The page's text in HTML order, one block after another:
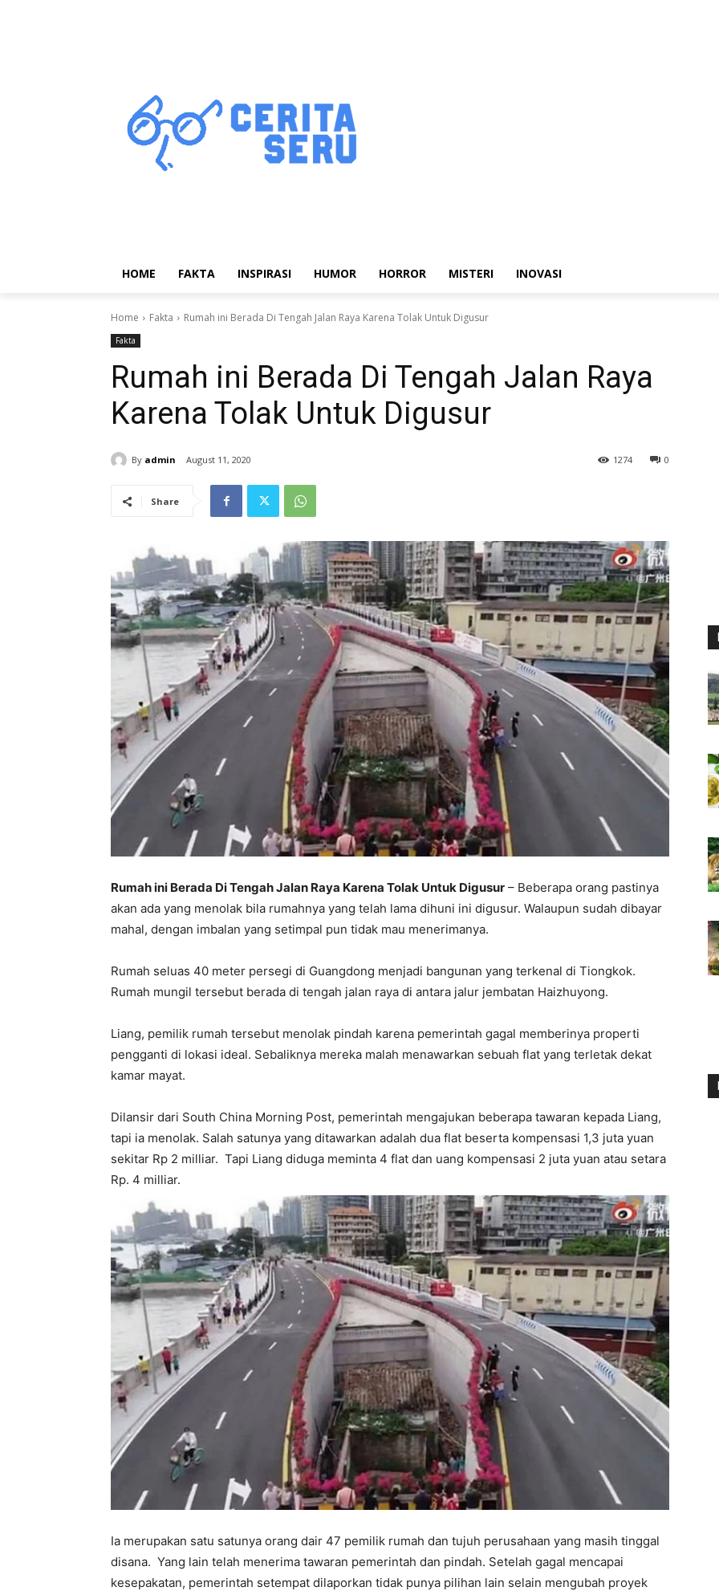
HOME FAKTA INSPIRASI HUMOR HORROR MISTERI INOVASI
Home Fakta Rumah ini Berada Di Tengah Jalan Raya Karena Tolak Untuk Digusur
Fakta
Rumah ini Berada Di Tengah Jalan Raya
Karena Tolak Untuk Digusur
By admin August 11, 2020 0
1274
Share
Rumah ini Berada Di Tengah Jalan Raya Karena Tolak Untuk Digusur – Beberapa orang pastinya
akan ada yang menolak bila rumahnya yang telah lama dihuni ini digusur. Walaupun sudah dibayar
mahal, dengan imbalan yang setimpal pun tidak mau menerimanya.
Rumah seluas 40 meter persegi di Guangdong menjadi bangunan yang terkenal di Tiongkok.
Rumah mungil tersebut berada di tengah jalan raya di antara jalur jembatan Haizhuyong.
Liang, pemilik rumah tersebut menolak pindah karena pemerintah gagal memberinya properti
pengganti di lokasi ideal. Sebaliknya mereka malah menawarkan sebuah flat yang terletak dekat
kamar mayat.
Dilansir dari South China Morning Post, pemerintah mengajukan beberapa tawaran kepada Liang,
tapi ia menolak. Salah satunya yang ditawarkan adalah dua flat beserta kompensasi 1,3 juta yuan
sekitar Rp 2 milliar. Tapi Liang diduga meminta 4 flat dan uang kompensasi 2 juta yuan atau setara
Rp. 4 milliar.
Ia merupakan satu satunya orang dair 47 pemilik rumah dan tujuh perusahaan yang masih tinggal
disana. Yang lain telah menerima tawaran pemerintah dan pindah. Setelah gagal mencapai
kesepakatan, pemerintah setempat dilaporkan tidak punya pilihan lain selain mengubah proyek